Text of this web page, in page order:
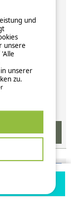
und
unsere
unserer
zu.